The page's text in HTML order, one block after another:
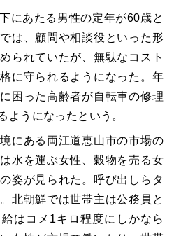
にあたる男性の定年が60歳と
は、顧問や相談役といった形
られていたが、無駄なコスト
に守られるようになった。年
困った高齢者が自転車の修理
ようになったという。
にある両江道恵山市の市場の
水を運ぶ女性、穀物を売る女
姿が見られた。呼び出しらタ
北朝鮮では世帯主は公務員と
はコメ1キロ程度にしかなら